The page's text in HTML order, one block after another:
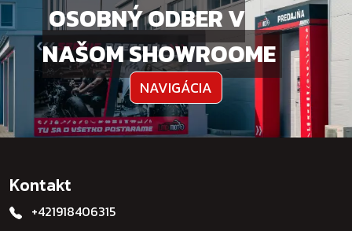
OSOBNÝ ODBER V
NAŠOM SHOWROOME
NAVIGÁCIA
Kontakt
+421918406315